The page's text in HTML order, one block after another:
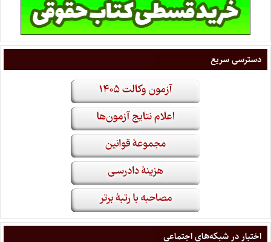
دسترسی سریع
اختبار در شبکه‌های اجتماعی